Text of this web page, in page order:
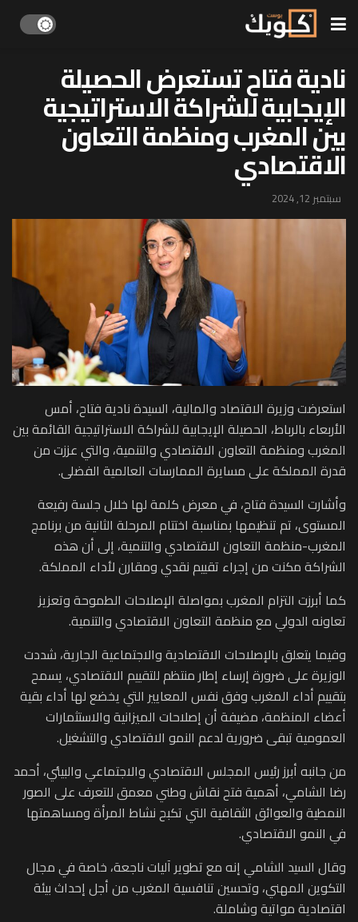
نادية فتاح تستعرض الحصيلة
الإيجابية للشراكة الاستراتيجية
بين المغرب ومنظمة التعاون
الاقتصادي
سبتمبر 12, 2024
استعرضت وزيرة الاقتصاد والمالية، السيدة نادية فتاح، أمس
الأربعاء بالرباط، الحصيلة الإيجابية للشراكة الاستراتيجية القائمة بين
المغرب ومنظمة التعاون الاقتصادي والتنمية، والتي عززت من
قدرة المملكة على مسايرة الممارسات العالمية الفضلى.
وأشارت السيدة فتاح، في معرض كلمة لها خلال جلسة رفيعة
المستوى، تم تنظيمها بمناسبة اختتام المرحلة الثانية من برنامج
المغرب-منظمة التعاون الاقتصادي والتنمية، إلى أن هذه
الشراكة مكنت من إجراء تقييم نقدي ومقارن لأداء المملكة.
كما أبرزت التزام المغرب بمواصلة الإصلاحات الطموحة وتعزيز
تعاونه الدولي مع منظمة التعاون الاقتصادي والتنمية.
وفيما يتعلق بالإصلاحات الاقتصادية والاجتماعية الجارية، شددت
الوزيرة على ضرورة إرساء إطار منتظم للتقييم الاقتصادي، يسمح
بتقييم أداء المغرب وفق نفس المعايير التي يخضع لها أداء بقية
أعضاء المنظمة، مضيفة أن إصلاحات الميزانية والاستثمارات
العمومية تبقى ضرورية لدعم النمو الاقتصادي والتشغيل.
من جانبه أبرز رئيس المجلس الاقتصادي والاجتماعي والبيئي، أحمد
رضا الشامي، أهمية فتح نقاش وطني معمق للتعرف على الصور
النمطية والعوائق الثقافية التي تكبح نشاط المرأة ومساهمتها
في النمو الاقتصادي.
وقال السيد الشامي إنه مع تطوير آليات ناجعة، خاصة في مجال
التكوين المهني، وتحسين تنافسية المغرب من أجل إحداث بيئة
اقتصادية مواتية وشاملة.